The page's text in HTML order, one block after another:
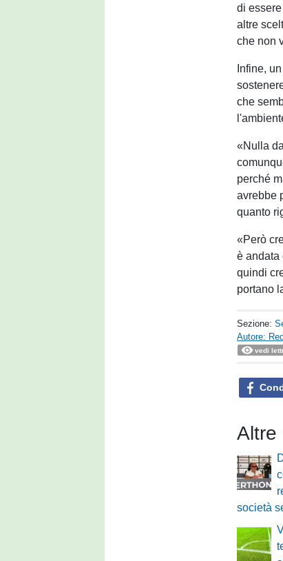
di
altre
che non
Infine,
che
«Nulla
perché
avrebbe
quanto
«Però
è andata
quindi
portano
Sezione:
Autore:
vedi
Altre
società